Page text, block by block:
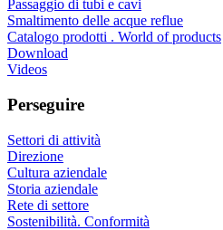
Passaggio di tubi e cavi
Smaltimento delle acque reflue
Catalogo prodotti . World of products
Download
Videos
Perseguire
Settori di attività
Direzione
Cultura aziendale
Storia aziendale
Rete di settore
Sostenibilità. Conformità